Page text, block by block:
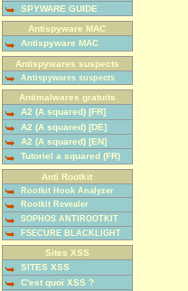
SPYWARE GUIDE
Antispyware MAC
Antispyware MAC
Antispywares suspects
Antispywares suspects
Antimalwares gratuits
A2 (A squared) [FR]
A2 (A squared) [DE]
A2 (A squared) [EN]
Tutoriel a squared (FR)
Anti Rootkit
Rootkit Hook Analyzer
Rootkit Revealer
SOPHOS ANTIROOTKIT
FSECURE BLACKLIGHT
Sites XSS
SITES XSS
C'est quoi XSS ?